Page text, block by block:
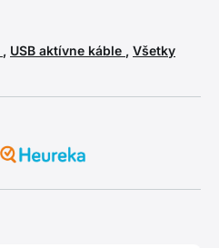
, USB aktívne káble , Všetky